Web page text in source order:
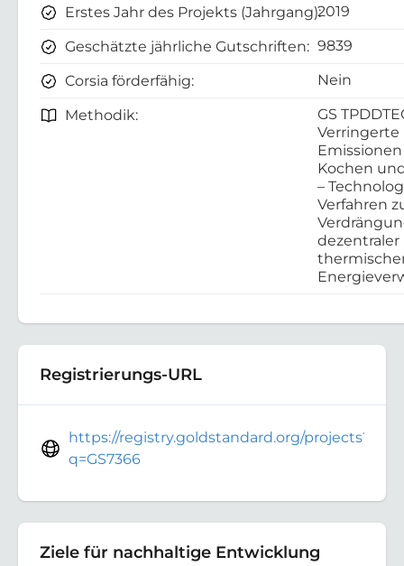
Erstes Jahr des Projekts (Jahrgang):2019
Geschätzte jährliche Gutschriften: 9839
Corsia förderfähig: Nein
Methodik:
GS
Verringerte
Kochen
–
Verfahren
dezentraler
Registrierungs-URL
https://registry.goldstandard.org/projects?
q=GS7366
Ziele für nachhaltige Entwicklung